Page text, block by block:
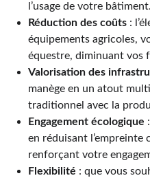
l’usage de votre bâtiment.
Réduction des coûts :
équipements agricoles,
équestre, diminuant vos
Valorisation des
manège en un atout
traditionnel avec la
Engagement écologique
en réduisant
renforçant votre
Flexibilité : que vous